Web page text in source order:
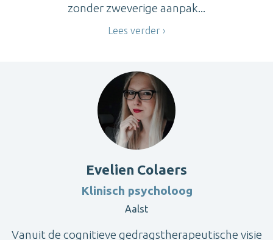
zonder zweverige aanpak...
Lees verder
Evelien Colaers
Klinisch psycholoog
Aalst
Vanuit de cognitieve gedragstherapeutische visie